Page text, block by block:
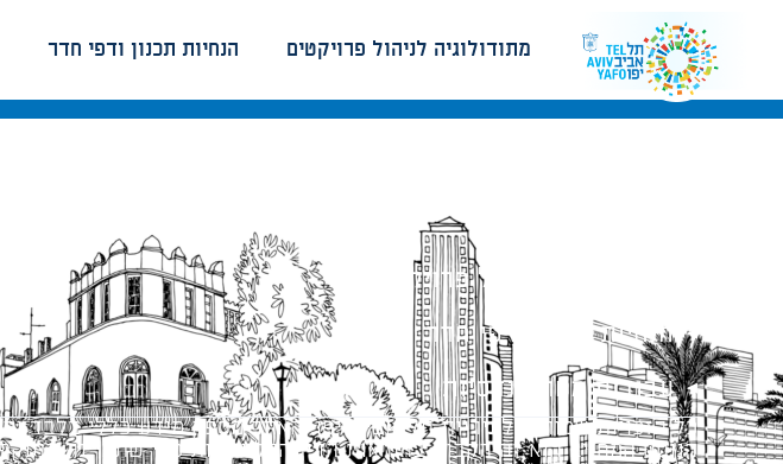
הנחיות תכנון ודפי חדר מתודולוגיה לניהול פרויקטים
עבודות מטה הנדסיות
הנחיות תכנון ודפי חדר
מתודולוגיה לניהול פרויקטים
כל הזכויות שמורות לעיריית תל-אביב-יפו. האתר מספק מידע כללי בלבד
הנוסח המחייב הוא זה הקבוע בהוראות הדין הרלוונטיות כפי שתהיינה